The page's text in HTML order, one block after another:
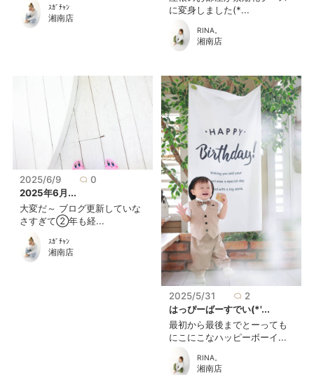
ｽｶﾞﾁｬﾝ
湘南店
に変身しました(*...
RINA。
湘南店
2025/6/9
0
2025年6月...
大変だ～ ブログ更新していな
さすぎて②年も経...
ｽｶﾞﾁｬﾝ
湘南店
2025/5/31
2
はっぴーばーすでい(*'...
最初から最後までとーっても
にこにこなハッピーボーイ...
RINA。
湘南店